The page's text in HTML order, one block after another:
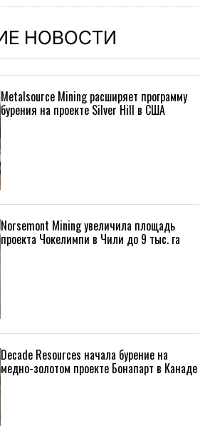
НОВОСТИ
Metalsource Mining расширяет программу
бурения на проекте Silver Hill в США
Norsemont Mining увеличила площадь
проекта Чокелимпи в Чили до 9 тыс. га
Decade Resources начала бурение на
медно-золотом проекте Бонапарт в Канаде